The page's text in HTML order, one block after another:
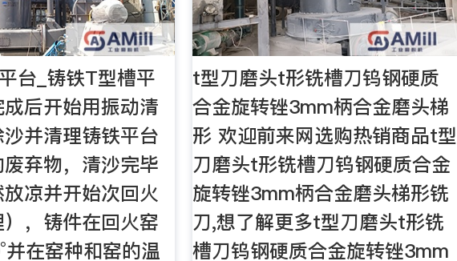
台_铸铁T型槽平
后开始用振动清
并清理铸铁平台
弃物，清沙完毕
凉并开始次回火
），铸件在回火窑
并在窑种和窑的温
t型刀磨头t形铣槽刀钨钢硬质
合金旋转锉3mm柄合金磨头梯
形 欢迎前来网选购热销商品t型
刀磨头t形铣槽刀钨钢硬质合金
旋转锉3mm柄合金磨头梯形铣
刀,想了解更多t型刀磨头t形铣
槽刀钨钢硬质合金旋转锉3mm